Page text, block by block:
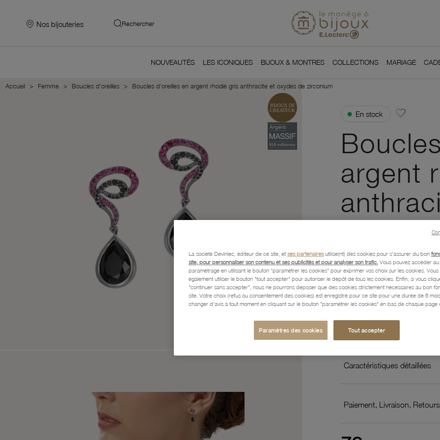
Nos bijouteries Rechercher
NOUVEAUTÉS LES ICONIQUES BIJOUX & MONTRES COLLECTIONS MARIAGE
Accueil Femme Boucles d'oreilles Boucles d'oreilles en argent rhodié gris anthracite et oxydes de zirconium
● En stock favorite_borderAjouter à vos
argent
Par le créateur :Maria
Référence : 56100220
Description
Caractéristiques détaillées
Paiement, Livraison,
La société Devinlec, éditeur de ce site, et ses partenairesutilise(nt) des cookies pour s'assurer du bon
site, pour personnaliser son contenu et ses publicités et pour analyser son trafic. Vous pouvez accéder
paramétrage en utilisant le bouton “paramétrer les cookies” pour exprimer vos choix sur les cookies. Vous
également utiliser le bouton "tout accepter" pour autoriser le dépôt de tous les cookies. Enfin, si vous
"continuer sans accepter", nous ne pourrons déposer que des cookies strictement nécessaires au bon
site. Votre choix (refus ou consentement des cookies) est enregistré pour ce site pour une durée de 6
changer d'avis à tout moment en cliquant sur le bouton "paramétrer les cookies" en bas de chaque page
Paramètres des cookies Tout accepter